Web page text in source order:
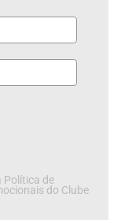
Política de
do Clube